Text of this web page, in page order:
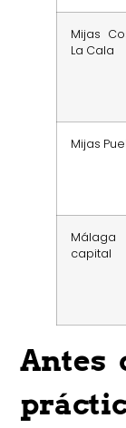
Mijas
La Cala
Mijas
Málaga
capital
Antes